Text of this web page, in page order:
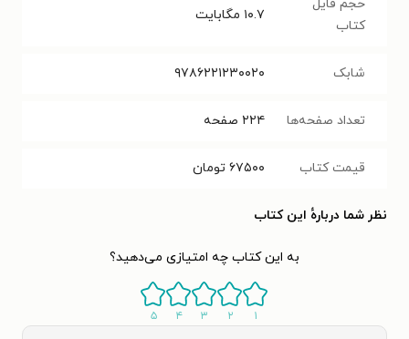
حجم فایل
کتاب
۱۰.۷ مگابایت
شابک ۹۷۸۶۲۲۱۲۳۰۰۲۰
تعداد صفحه‌ها ۲۲۴ صفحه
قیمت کتاب ۶۷۵۰۰ تومان
نظر شما دربارهٔ این کتاب
به این کتاب چه امتیازی می‌دهید؟
۱ ۲ ۳ ۴ ۵